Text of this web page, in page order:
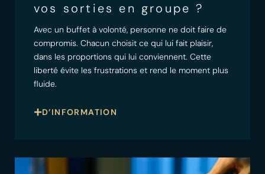
vos sorties en groupe ?
Avec un buffet à volonté, personne ne doit faire de
compromis. Chacun choisit ce qui lui fait plaisir,
dans les proportions qui lui conviennent. Cette
liberté évite les frustrations et rend le moment plus
fluide.
D’INFORMATION